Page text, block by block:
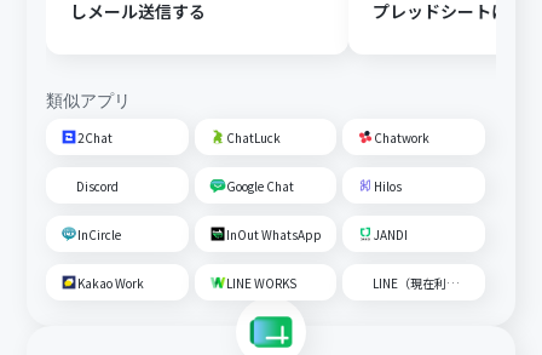
しメール送信する
プレッドシートにメ
類似アプリ
2Chat ChatLuck Chatwork
Discord Google Chat Hilos
InCircle InOut WhatsApp JANDI
Kakao Work LINE WORKS LINE（現在利用不可）